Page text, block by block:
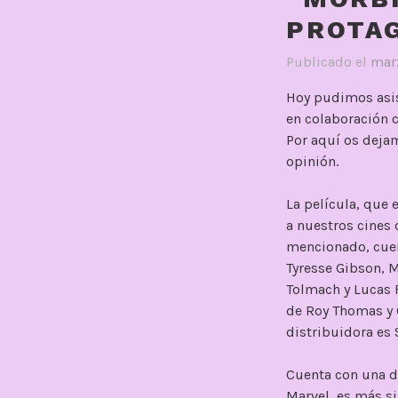
Publicado el
Hoy pudimos
en colaboración
Por aquí os
opinión.
La película, que
a nuestros cines
mencionado,
Tyresse Gibson,
Tolmach y Lucas
de Roy Thomas
distribuidora es
Cuenta con una